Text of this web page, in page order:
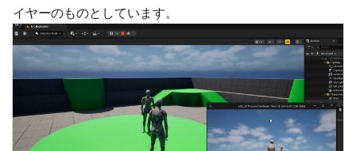
イヤーのものとしています。